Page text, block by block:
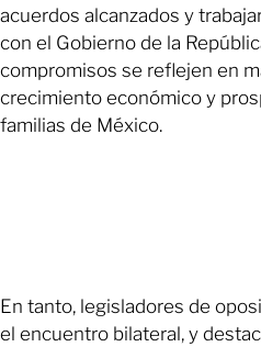
acuerdos alcanzados y
con el Gobierno de la
compromisos se reflejen en
crecimiento económico y
familias de México.
En tanto, legisladores de
el encuentro bilateral, y